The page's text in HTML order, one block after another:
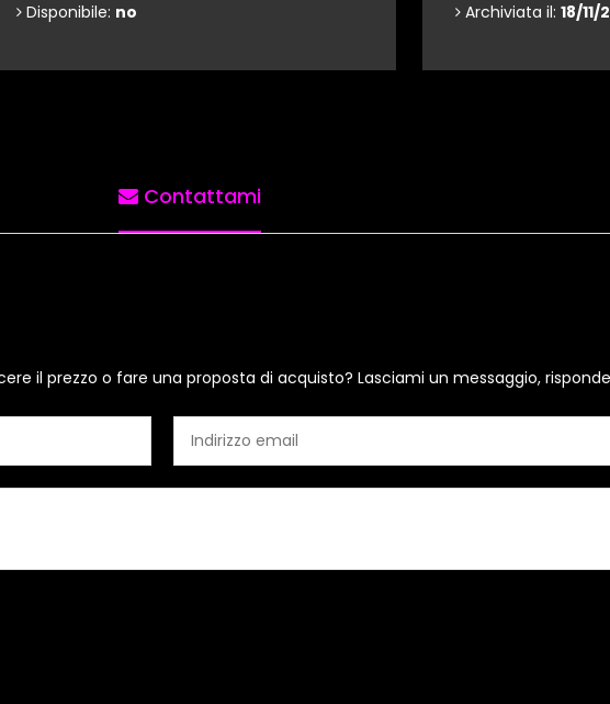
Disponibile: no Archiviata il: 18/11/
Contattami
il prezzo o fare una proposta di acquisto? Lasciami un messaggio,